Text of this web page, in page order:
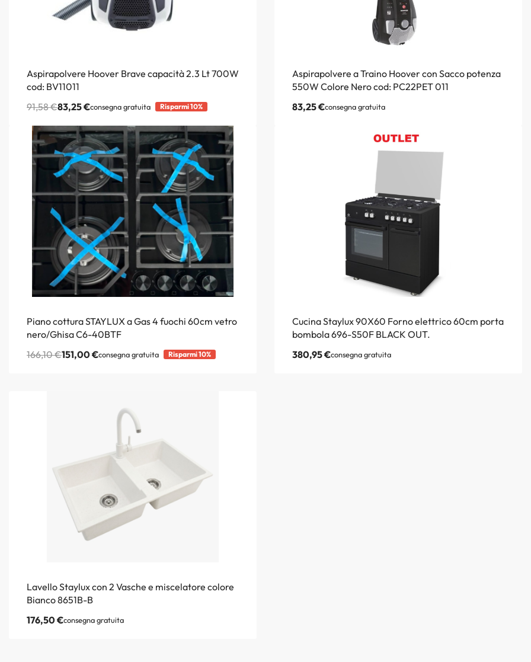
Aspirapolvere Hoover Brave capacità 2.3 Lt 700W
cod: BV11011
91,58€83,25€consegna gratuita Risparmi 10%
Aspirapolvere a Traino Hoover con Sacco potenza
550W Colore Nero cod: PC22PET 011
83,25€consegna gratuita
Piano cottura STAYLUX a Gas 4 fuochi 60cm vetro
nero/Ghisa C6-40BTF
166,10€151,00€consegna gratuita Risparmi 10%
Cucina Staylux 90X60 Forno elettrico 60cm porta
bombola 696-S50F BLACK OUT.
380,95€consegna gratuita
Lavello Staylux con 2 Vasche e miscelatore colore
Bianco 8651B-B
176,50€consegna gratuita